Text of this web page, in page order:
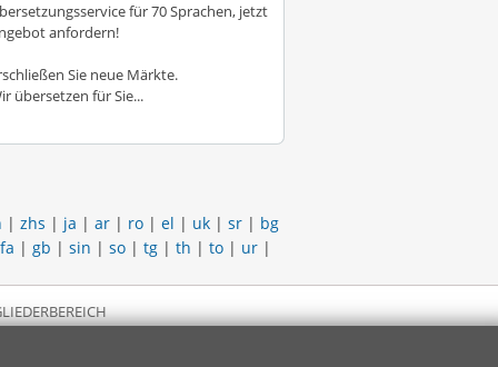
für 70 Sprachen, jetzt
anfordern!
Sie neue Märkte.
übersetzen für Sie...
| zhs | ja | ar | ro | el | uk | sr | bg
fa | gb | sin | so | tg | th | to | ur |